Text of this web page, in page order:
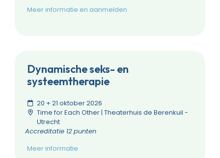
Meer informatie en aanmelden
Dynamische seks- en
systeemtherapie
20 + 21 oktober 2026
Time for Each Other | Theaterhuis de Berenkuil -
Utrecht
Accreditatie 12 punten
Meer informatie